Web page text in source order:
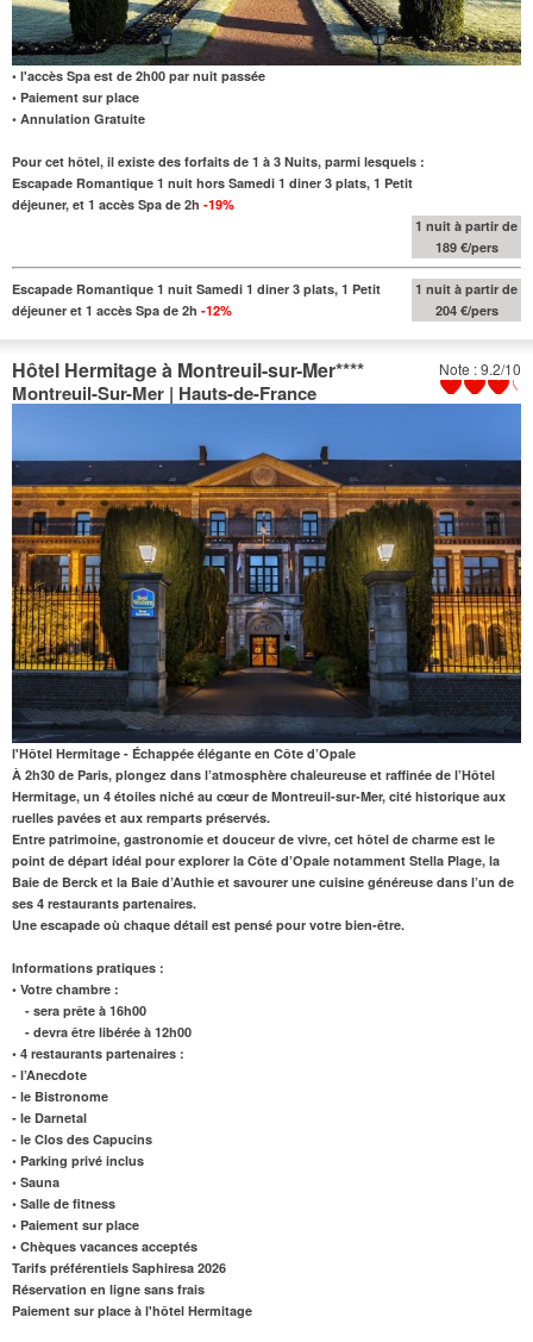
• l'accès Spa est de 2h00 par nuit passée
• Paiement sur place
• Annulation Gratuite
Pour cet hôtel, il existe des forfaits de 1 à 3 Nuits, parmi lesquels :
Escapade Romantique 1 nuit hors Samedi 1 diner 3 plats, 1 Petit
déjeuner, et 1 accès Spa de 2h -19%
1 nuit à partir de
189 €/pers
Escapade Romantique 1 nuit Samedi 1 diner 3 plats, 1 Petit
déjeuner et 1 accès Spa de 2h -12%
1 nuit à partir de
204 €/pers
Note : 9.2/10
Hôtel Hermitage à Montreuil-sur-Mer****
Montreuil-Sur-Mer | Hauts-de-France
l'Hôtel Hermitage - Échappée élégante en Côte d’Opale
À 2h30 de Paris, plongez dans l’atmosphère chaleureuse et raffinée de l’Hôtel
Hermitage, un 4 étoiles niché au cœur de Montreuil-sur-Mer, cité historique aux
ruelles pavées et aux remparts préservés.
Entre patrimoine, gastronomie et douceur de vivre, cet hôtel de charme est le
point de départ idéal pour explorer la Côte d’Opale notamment Stella Plage, la
Baie de Berck et la Baie d’Authie et savourer une cuisine généreuse dans l’un de
ses 4 restaurants partenaires.
Une escapade où chaque détail est pensé pour votre bien-être.
Informations pratiques :
• Votre chambre :
- sera prête à 16h00
- devra être libérée à 12h00
• 4 restaurants partenaires :
- l’Anecdote
- le Bistronome
- le Darnetal
- le Clos des Capucins
• Parking privé inclus
• Sauna
• Salle de fitness
• Paiement sur place
• Chèques vacances acceptés
Tarifs préférentiels Saphiresa 2026
Réservation en ligne sans frais
Paiement sur place à l'hôtel Hermitage